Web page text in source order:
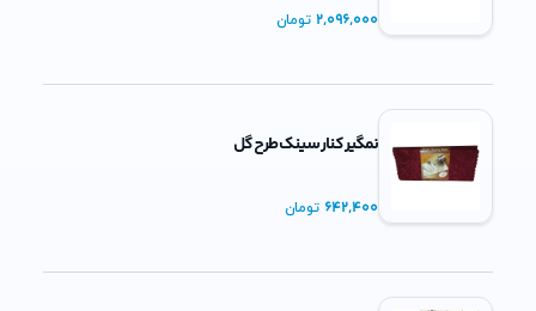
2,096,000تومان
نمگیر کنار سینک طرح گل
642,400 تومان